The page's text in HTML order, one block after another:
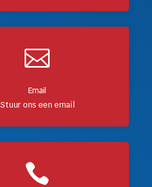

Email
Stuur ons een email
